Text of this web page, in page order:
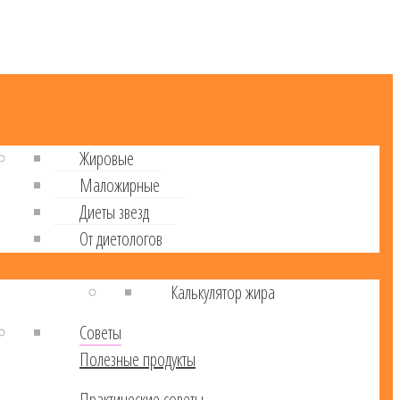
Жировые
Маложирные
Диеты звезд
От диетологов
Калькулятор жира
Советы
Полезные продукты